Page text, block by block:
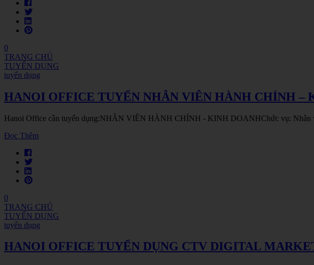
0
TRANG CHỦ
TUYỂN DỤNG
tuyển dụng
HANOI OFFICE TUYỂN NHÂN VIÊN HÀNH CHÍNH
Hanoi Office cần tuyển dụng:NHÂN VIÊN HÀNH CHÍNH - KINH DOANHChức vụ: Nhân
Đọc Thêm
0
TRANG CHỦ
TUYỂN DỤNG
tuyển dụng
HANOI OFFICE TUYỂN DỤNG CTV DIGITAL